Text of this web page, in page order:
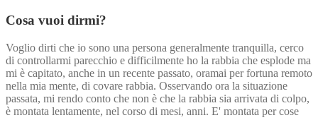
Cosa vuoi dirmi?
Voglio dirti che io sono una persona generalmente tranquilla, cerco
di controllarmi parecchio e difficilmente ho la rabbia che esplode ma
mi è capitato, anche in un recente passato, oramai per fortuna remoto
nella mia mente, di covare rabbia. Osservando ora la situazione
passata, mi rendo conto che non è che la rabbia sia arrivata di colpo,
è montata lentamente, nel corso di mesi, anni. E' montata per cose